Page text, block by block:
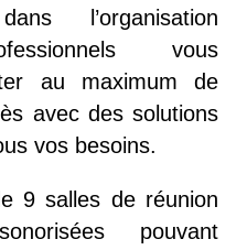
l’organisation
vous
au maximum de
avec des solutions
vos besoins.
9 salles de réunion
pouvant